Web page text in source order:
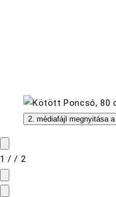
2. médiafájl megnyitása
1 // 2